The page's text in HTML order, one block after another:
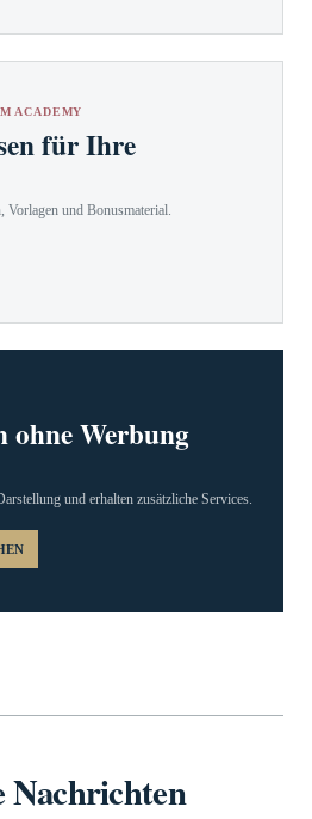
ACADEMY
für Ihre
und Bonusmaterial.
ohne Werbung
und erhalten zusätzliche Services.
Nachrichten